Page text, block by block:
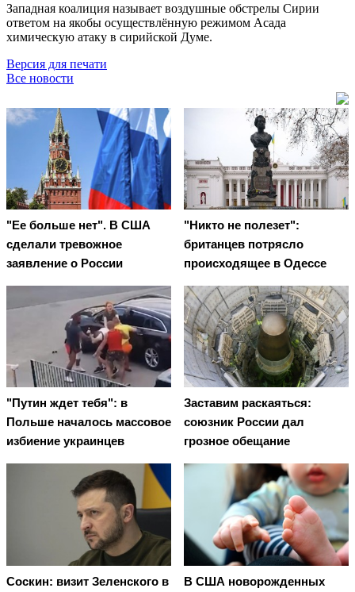
Западная коалиция называет воздушные обстрелы Сирии
ответом на якобы осуществлённую режимом Асада
химическую атаку в сирийской Думе.
Версия для печати
Все новости
"Ее больше нет". В США
сделали тревожное
заявление о России
"Никто не полезет":
британцев потрясло
происходящее в Одессе
"Путин ждет тебя": в
Польше началось массовое
избиение украинцев
Заставим раскаяться:
союзник России дал
грозное обещание
Соскин: визит Зеленского в
В США новорожденных